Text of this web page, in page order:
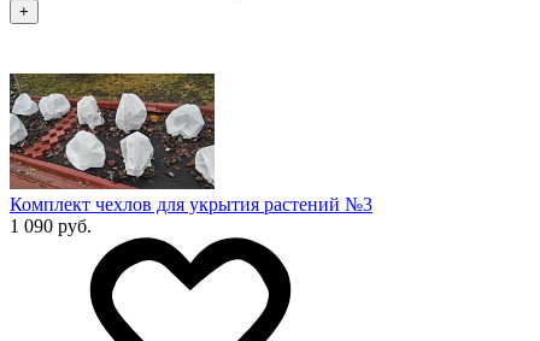
+
Комплект чехлов для укрытия растений №3
1 090 руб.